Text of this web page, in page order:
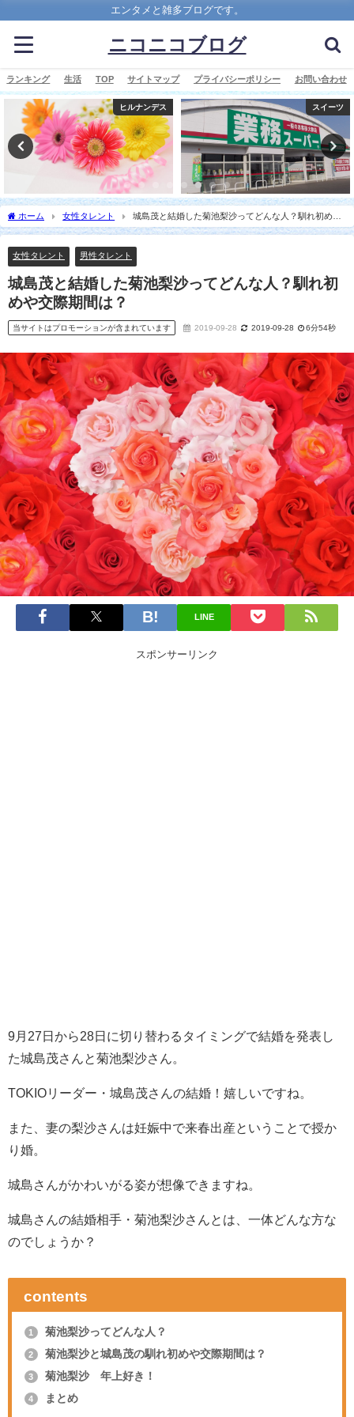
エンタメと雑多ブログです。
ニコニコブログ
ランキング 生活 TOP サイトマップ プライバシーポリシー お問い合わせ
ヒルナンデス スイーツ
ホーム 女性タレント
城島茂と結婚した菊池梨沙ってどんな人？馴れ初めや
交際期間は？
女性タレント 男性タレント
城島茂と結婚した菊池梨沙ってどんな人？馴れ初
めや交際期間は？
当サイトはプロモーションが含まれています 2019-09-28 2019-09-28 6分54秒
LINE
スポンサーリンク
9月27日から28日に切り替わるタイミングで結婚を発表し
た城島茂さんと菊池梨沙さん。
TOKIOリーダー・城島茂さんの結婚！嬉しいですね。
また、妻の梨沙さんは妊娠中で来春出産ということで授か
り婚。
城島さんがかわいがる姿が想像できますね。
城島さんの結婚相手・菊池梨沙さんとは、一体どんな方な
のでしょうか？
contents
1 菊池梨沙ってどんな人？
2 菊池梨沙と城島茂の馴れ初めや交際期間は？
3 菊池梨沙 年上好き！
4 まとめ